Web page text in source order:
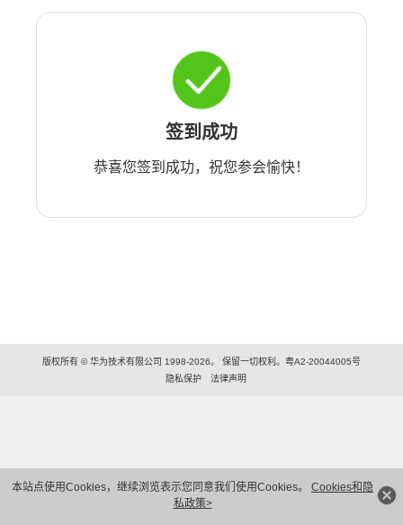
本站点使用Cookies，继续浏览表示您同意我们使用Cookies。 Cookies和隐
私政策>
签到成功
恭喜您签到成功，祝您参会愉快！
版权所有 © 华为技术有限公司 1998-2026。 保留一切权利。粤A2-20044005号
隐私保护
法律声明